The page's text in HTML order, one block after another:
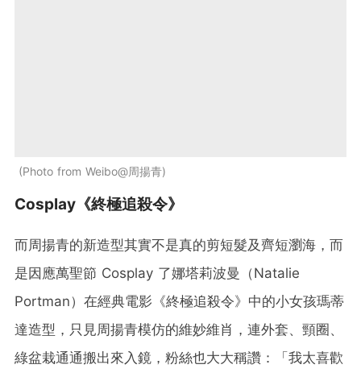
Photo from Weibo@周揚青
Cosplay《終極追殺令》
而周揚青的新造型其實不是真的剪短髮及齊短瀏海，而
是因應萬聖節 Cosplay 了娜塔莉波曼（Natalie
Portman）在經典電影《終極追殺令》中的小女孩瑪蒂
達造型，只見周揚青模仿的維妙維肖，連外套、頸圈、
綠盆栽通通搬出來入鏡，粉絲也大大稱讚：「我太喜歡